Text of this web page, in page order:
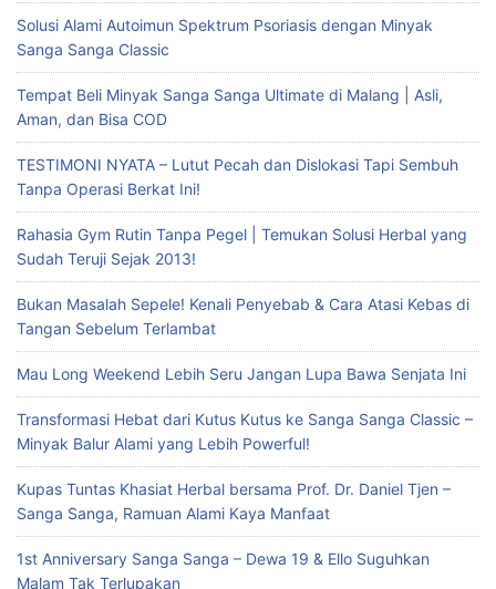
Solusi Alami Autoimun Spektrum Psoriasis dengan Minyak
Sanga Sanga Classic
Tempat Beli Minyak Sanga Sanga Ultimate di Malang | Asli,
Aman, dan Bisa COD
TESTIMONI NYATA – Lutut Pecah dan Dislokasi Tapi Sembuh
Tanpa Operasi Berkat Ini!
Rahasia Gym Rutin Tanpa Pegel | Temukan Solusi Herbal yang
Sudah Teruji Sejak 2013!
Bukan Masalah Sepele! Kenali Penyebab & Cara Atasi Kebas di
Tangan Sebelum Terlambat
Mau Long Weekend Lebih Seru Jangan Lupa Bawa Senjata Ini
Transformasi Hebat dari Kutus Kutus ke Sanga Sanga Classic –
Minyak Balur Alami yang Lebih Powerful!
Kupas Tuntas Khasiat Herbal bersama Prof. Dr. Daniel Tjen –
Sanga Sanga, Ramuan Alami Kaya Manfaat
1st Anniversary Sanga Sanga – Dewa 19 & Ello Suguhkan
Malam Tak Terlupakan